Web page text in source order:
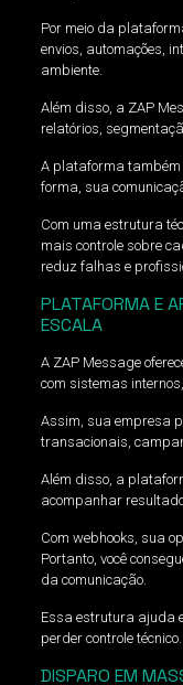
Por meio da
envios, automações,
ambiente.
Além disso, a ZAP
relatórios,
A plataforma também
forma, sua
Com uma estrutura
mais controle sobre
reduz falhas e
PLATAFORMA E
ESCALA
A ZAP Message
com sistemas
Assim, sua empresa
transacionais,
Além disso, a
acompanhar
Com webhooks, sua
Portanto, você
da comunicação.
Essa estrutura ajuda
perder controle técnico.
DISPARO EM